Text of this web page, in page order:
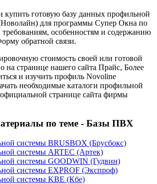
купить готовую базу данных профильной
для программы Супер Окна по
особенностям и содержанию
обратной связи.
стоимость своей или готовой
на странице нашего сайта Прайс, Более
и изучить профиль Novoline
необходимые каталоги профильной
странице сайта фирмы
по теме - Базы ПВХ
системы BRUSBOX (Брусбокс)
системы ARTEC (Артек)
системы GOODWIN (Гудвин)
системы EXPROF (Экспроф)
системы KBE (Кбе)